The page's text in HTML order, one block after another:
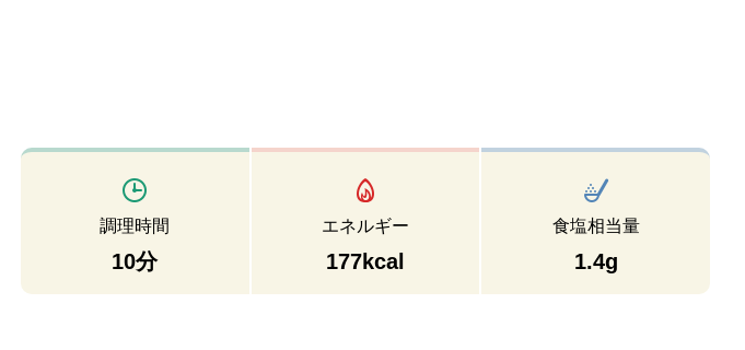
調理時間
10分
エネルギー
177kcal
食塩相当量
1.4g